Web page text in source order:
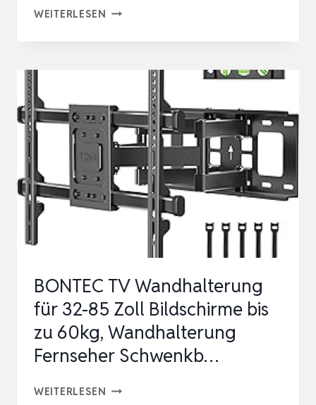
WEITERLESEN VISARO
WANDHALTERUNG,
HALTERUNG
FÜR
75
ZOLL,
LED/LCD/OLED
FE…
BONTEC TV Wandhalterung
für 32-85 Zoll Bildschirme bis
zu 60kg, Wandhalterung
Fernseher Schwenkb…
WEITERLESEN BONTEC